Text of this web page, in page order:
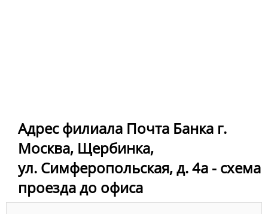
Адрес филиала Почта Банка г.
Москва, Щербинка,
ул. Симферопольская, д. 4а - схема
проезда до офиса